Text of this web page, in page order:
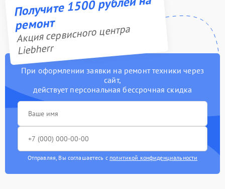
Получите 1500 рублей на
ремонт
Акция сервисного центра
Liebherr
При оформлении заявки на ремонт техники через
сайт,
действует персональная бессрочная скидка
Отправляя, Вы соглашаетесь с политикой конфиденциальности